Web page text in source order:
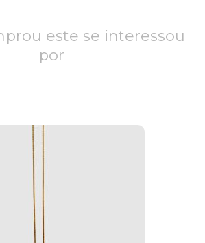
este se interessou
por